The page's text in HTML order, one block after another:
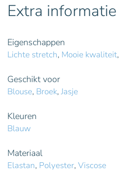
Extra informatie
Eigenschappen
Lichte stretch, Mooie kwaliteit,
Geschikt voor
Blouse, Broek, Jasje
Kleuren
Blauw
Materiaal
Elastan, Polyester, Viscose